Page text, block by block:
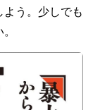
う。少しでも